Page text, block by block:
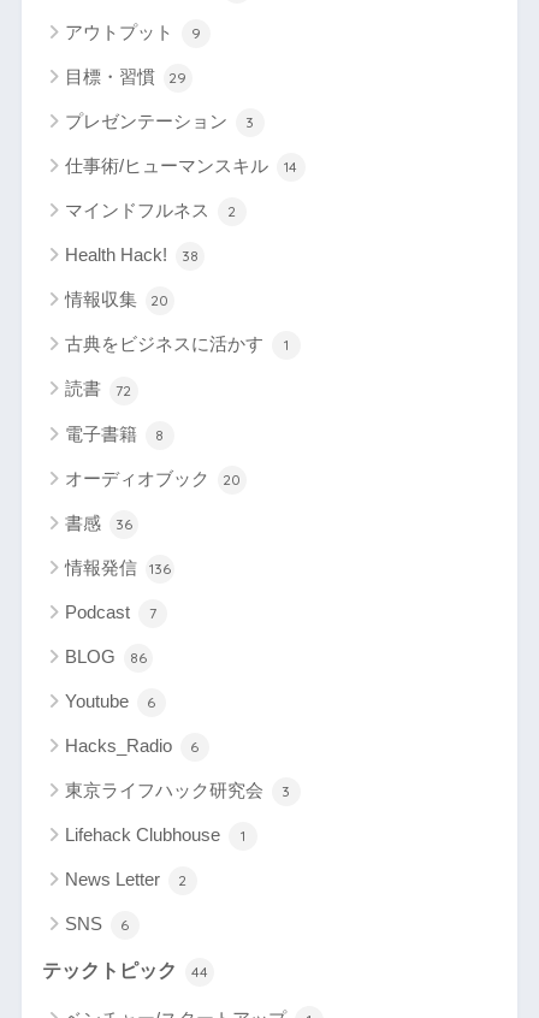
アウトプット 9
目標・習慣 29
プレゼンテーション 3
仕事術/ヒューマンスキル 14
マインドフルネス 2
Health Hack! 38
情報収集 20
古典をビジネスに活かす 1
読書 72
電子書籍 8
オーディオブック 20
書感 36
情報発信 136
Podcast 7
BLOG 86
Youtube 6
Hacks_Radio 6
東京ライフハック研究会 3
Lifehack Clubhouse 1
News Letter 2
SNS 6
テックトピック 44